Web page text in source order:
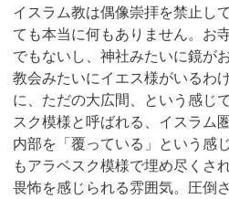
イスラム教は偶像崇拝を禁止し
ても本当に何もありません。お
でもないし、神社みたいに鏡が
教会みたいにイエス様がいるわ
に、ただの大広間、という感じ
スク模様と呼ばれる、イスラム
内部を「覆っている」という感
もアラベスク模様で埋め尽くさ
畏怖を感じられる雰囲気。圧倒